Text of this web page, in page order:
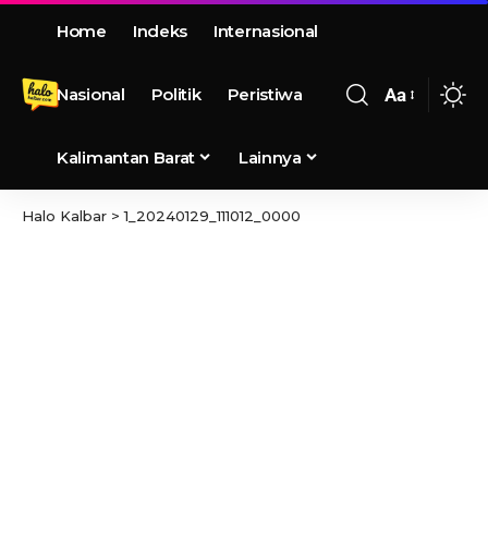
Home Indeks Internasional
Nasional Politik Peristiwa
Kalimantan Barat Lainnya
Aa
Halo Kalbar >1_20240129_111012_0000